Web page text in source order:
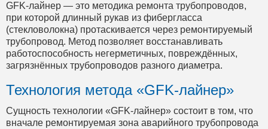
GFK-лайнер — это методика ремонта трубопроводов,
при которой длинный рукав из фибергласса
(стекловолокна) протаскивается через ремонтируемый
трубопровод. Метод позволяет восстанавливать
работоспособность негерметичных, повреждённых,
загрязнённых трубопроводов разного диаметра.
Технология метода «GFK-лайнер»
Сущность технологии «GFK-лайнер» состоит в том, что
вначале ремонтируемая зона аварийного трубопровода